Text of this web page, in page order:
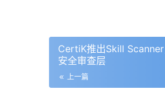
水验证、再逐步聚焦的
值，这一决策结合拼多
Circle的小仓建仓则进
CertiK推出Skill
安全审查层
上一篇